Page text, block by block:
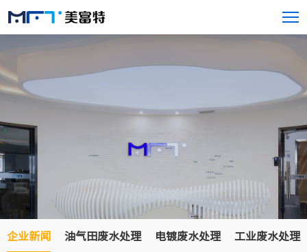
企业新闻 油气田废水处理 电镀废水处理 工业废水处理